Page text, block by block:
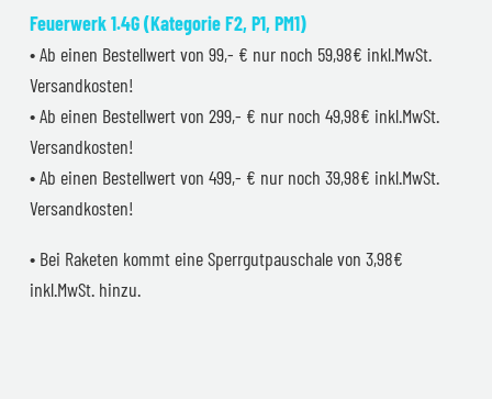
Feuerwerk 1.4G (Kategorie F2, P1, PM1)
• Ab einen Bestellwert von 99,- € nur noch 59,98€ inkl.MwSt.
Versandkosten!
• Ab einen Bestellwert von 299,- € nur noch 49,98€ inkl.MwSt.
Versandkosten!
• Ab einen Bestellwert von 499,- € nur noch 39,98€ inkl.MwSt.
Versandkosten!
• Bei Raketen kommt eine Sperrgutpauschale von 3,98€
inkl.MwSt. hinzu.